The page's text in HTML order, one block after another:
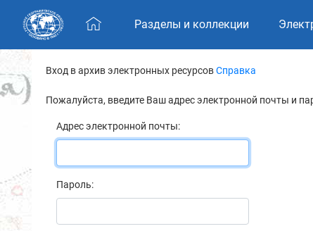
Skip navigation
Разделы и коллекции
Вход в архив электронных ресурсовСправка
Пожалуйста, введите Ваш адрес электронной почты и
Адрес электронной почты:
Пароль: